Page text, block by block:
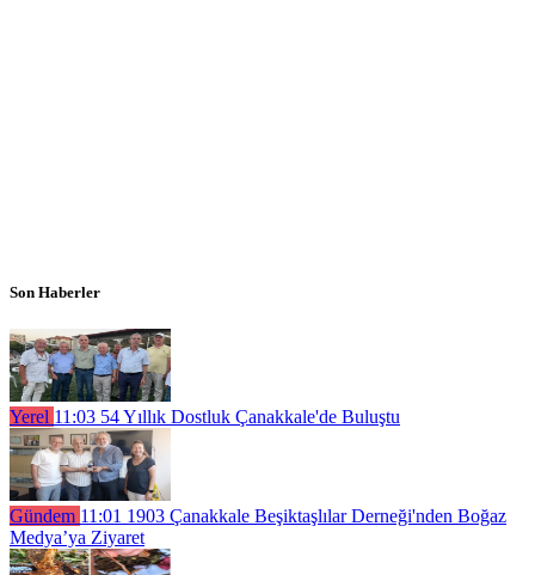
Son Haberler
Yerel 11:03 54 Yıllık Dostluk Çanakkale'de Buluştu
Gündem 11:01 1903 Çanakkale Beşiktaşlılar Derneği'nden Boğaz
Medya’ya Ziyaret